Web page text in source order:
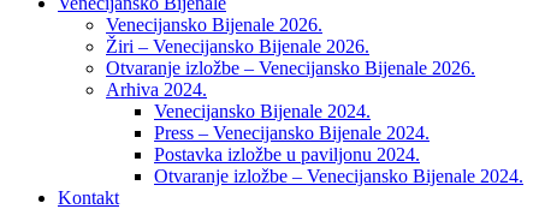
Venecijansko Bijenale 2026.
Žiri – Venecijansko Bijenale 2026.
Otvaranje izložbe – Venecijansko Bijenale 2026.
Arhiva 2024.
Venecijansko Bijenale 2024.
Press – Venecijansko Bijenale 2024.
Postavka izložbe u paviljonu 2024.
Otvaranje izložbe – Venecijansko Bijenale 2024.
Kontakt